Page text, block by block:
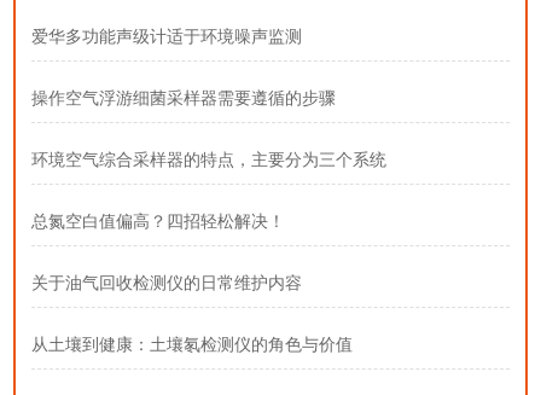
爱华多功能声级计适于环境噪声监测
操作空气浮游细菌采样器需要遵循的步骤
环境空气综合采样器的特点，主要分为三个系统
总氮空白值偏高？四招轻松解决！
关于油气回收检测仪的日常维护内容
从土壤到健康：土壤氡检测仪的角色与价值